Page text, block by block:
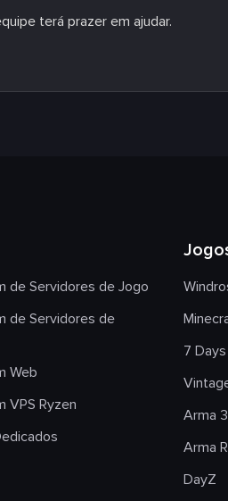
terá prazer em ajudar.
de Servidores de Jogo
de Servidores de
Web
VPS Ryzen
7
Arma 3
Arma
DayZ